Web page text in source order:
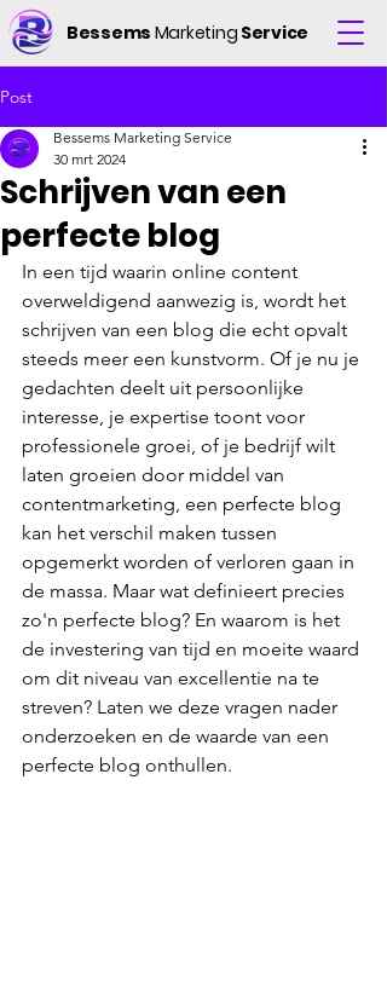
Bessems Marketing Service
Post
Schrijven van een
perfecte blog
Bessems Marketing Service
30 mrt 2024
In een tijd waarin online content
overweldigend aanwezig is, wordt het
schrijven van een blog die echt opvalt
steeds meer een kunstvorm. Of je nu je
gedachten deelt uit persoonlijke
interesse, je expertise toont voor
professionele groei, of je bedrijf wilt
laten groeien door middel van
contentmarketing, een perfecte blog
kan het verschil maken tussen
opgemerkt worden of verloren gaan in
de massa. Maar wat definieert precies
zo'n perfecte blog? En waarom is het
de investering van tijd en moeite waard
om dit niveau van excellentie na te
streven? Laten we deze vragen nader
onderzoeken en de waarde van een
perfecte blog onthullen.